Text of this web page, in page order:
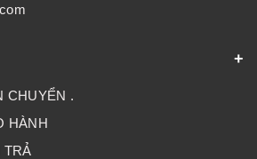
CHUYỂN .
HÀNH
TRẢ